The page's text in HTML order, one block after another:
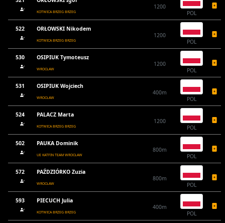
KOTWICA BRZEG BRZEG
1200
POL
522 ORŁOWSKI Nikodem
KOTWICA BRZEG BRZEG
1200
POL
530 OSIPIUK Tymoteusz
WROCŁAW
1200
POL
531 OSIPIUK Wojciech
WROCŁAW
400m
POL
524 PALACZ Marta
KOTWICA BRZEG BRZEG
1200
POL
502 PAUKA Dominik
UE KATFIN TEAM WROCŁAW
800m
POL
572 PAŹDZIÓRKO Zuzia
WROCŁAW
800m
POL
593 PIECUCH Julia
KOTWICA BRZEG BRZEG
400m
POL